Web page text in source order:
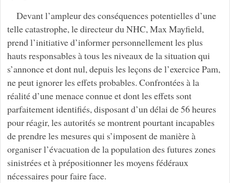
Devant l’ampleur des conséquences potentielles d’une
telle catastrophe, le directeur du NHC, Max Mayfield,
prend l’initiative d’informer personnellement les plus
hauts responsables à tous les niveaux de la situation qui
s’annonce et dont nul, depuis les leçons de l’exercice Pam,
ne peut ignorer les effets probables. Confrontées à la
réalité d’une menace connue et dont les effets sont
parfaitement identifiés, disposant d’un délai de 56 heures
pour réagir, les autorités se montrent pourtant incapables
de prendre les mesures qui s’imposent de manière à
organiser l’évacuation de la population des futures zones
sinistrées et à prépositionner les moyens fédéraux
nécessaires pour faire face.